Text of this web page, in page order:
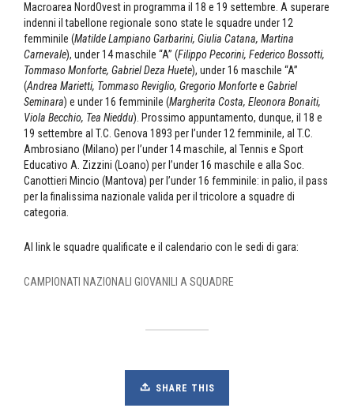
Macroarea NordOvest in programma il 18 e 19 settembre. A superare
indenni il tabellone regionale sono state le squadre under 12
femminile (Matilde Lampiano Garbarini, Giulia Catana, Martina
Carnevale), under 14 maschile “A” (Filippo Pecorini, Federico Bossotti,
Tommaso Monforte, Gabriel Deza Huete), under 16 maschile “A”
(Andrea Marietti, Tommaso Reviglio, Gregorio Monfortee Gabriel
Seminara) e under 16 femminile (Margherita Costa, Eleonora Bonaiti,
Viola Becchio, Tea Nieddu). Prossimo appuntamento, dunque, il 18 e
19 settembre al T.C. Genova 1893 per l’under 12 femminile, al T.C.
Ambrosiano (Milano) per l’under 14 maschile, al Tennis e Sport
Educativo A. Zizzini (Loano) per l’under 16 maschile e alla Soc.
Canottieri Mincio (Mantova) per l’under 16 femminile: in palio, il pass
per la finalissima nazionale valida per il tricolore a squadre di
categoria.
Al link le squadre qualificate e il calendario con le sedi di gara:
CAMPIONATI NAZIONALI GIOVANILI A SQUADRE
SHARE THIS